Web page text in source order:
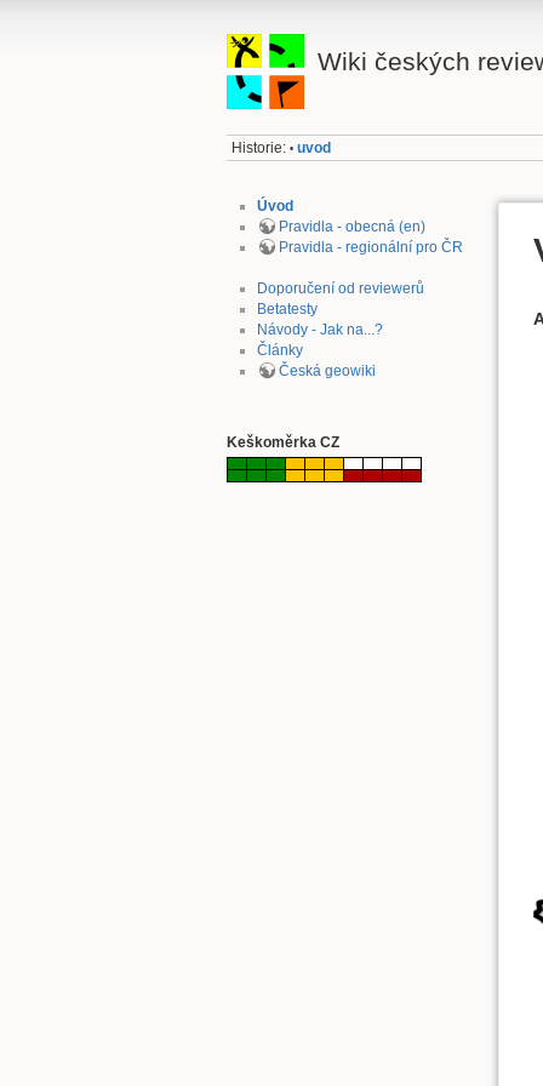
Wiki českých
Historie: • uvod
Úvod
Pravidla - obecná (en)
Pravidla - regionální pro ČR
Doporučení od reviewerů
Betatesty
Návody - Jak na...?
Články
Česká geowiki
Keškoměrka CZ